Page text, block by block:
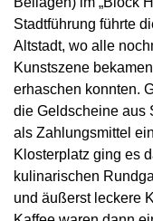
Stadtführung führte
Altstadt, wo alle
Kunstszene
erhaschen konnten.
die Geldscheine aus
als Zahlungsmittel
Klosterplatz ging es
kulinarischen
und äußerst leckere